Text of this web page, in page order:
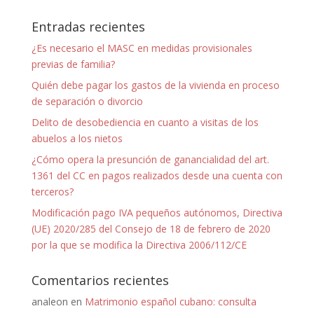
Entradas recientes
¿Es necesario el MASC en medidas provisionales
previas de familia?
Quién debe pagar los gastos de la vivienda en proceso
de separación o divorcio
Delito de desobediencia en cuanto a visitas de los
abuelos a los nietos
¿Cómo opera la presunción de ganancialidad del art.
1361 del CC en pagos realizados desde una cuenta con
terceros?
Modificación pago IVA pequeños autónomos, Directiva
(UE) 2020/285 del Consejo de 18 de febrero de 2020
por la que se modifica la Directiva 2006/112/CE
Comentarios recientes
analeon en Matrimonio español cubano: consulta